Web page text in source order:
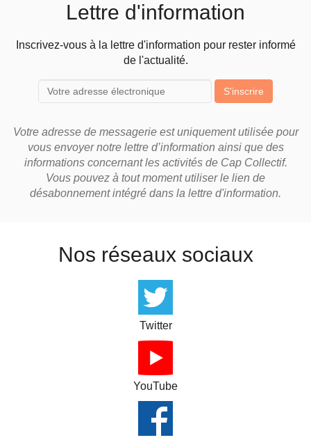
Lettre d'information
Inscrivez-vous à la lettre d'information pour rester informé
de l'actualité.
S'inscrire
Votre adresse de messagerie est uniquement utilisée pour
vous envoyer notre lettre d’information ainsi que des
informations concernant les activités de Cap Collectif.
Vous pouvez à tout moment utiliser le lien de
désabonnement intégré dans la lettre d'information.
Nos réseaux sociaux
Twitter
YouTube